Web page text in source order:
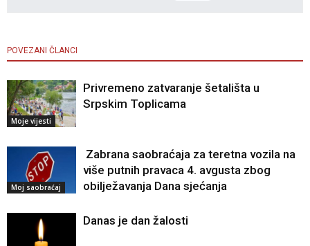
POVEZANI ČLANCI
Moje vijesti
Privremeno zatvaranje šetališta u
Srpskim Toplicama
Moj saobraćaj
Zabrana saobraćaja za teretna vozila na
više putnih pravaca 4. avgusta zbog
obilježavanja Dana sjećanja
Danas je dan žalosti